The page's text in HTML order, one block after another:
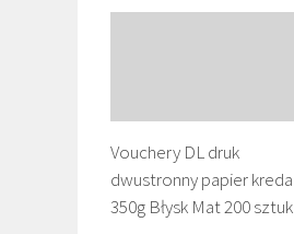
Vouchery DL druk
dwustronny papier kreda
350g Błysk Mat 200 sztuk